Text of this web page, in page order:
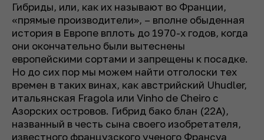
Гибриды, или, как их называют во Франции,
«прямые производители», – вполне обыденная
история в Европе вплоть до 1970-х годов, когда
они окончательно были вытеснены
европейскими сортами и запрещены к посадке.
Но до сих пор мы можем найти отголоски тех
времен в таких винах, как австрийский Uhudler,
итальянская Fragola или Vinho de Cheiro с
Азорских островов. Гибрид бако блан (22А),
названный в честь сына своего изобретателя,
известного французского ученого Франсуа